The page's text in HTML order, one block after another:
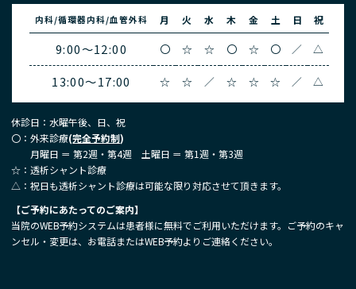
内科/循環器内科/血管外科 月 火 水 木 金 土 日 祝
9:00～12:00 〇 ☆ ☆ 〇 ☆ 〇 ／ △
13:00～17:00 ☆ ☆ ／ ☆ ☆ ☆ ／ △
休診日：水曜午後、日、祝
〇：外来診療(完全予約制)
月曜日 ＝ 第2週・第4週 土曜日 ＝ 第1週・第3週
☆：透析シャント診療
△：祝日も透析シャント診療は可能な限り対応させて頂きます。
【ご予約にあたってのご案内】
当院のWEB予約システムは患者様に無料でご利用いただけます。ご予約のキャ
ンセル・変更は、お電話またはWEB予約よりご連絡ください。